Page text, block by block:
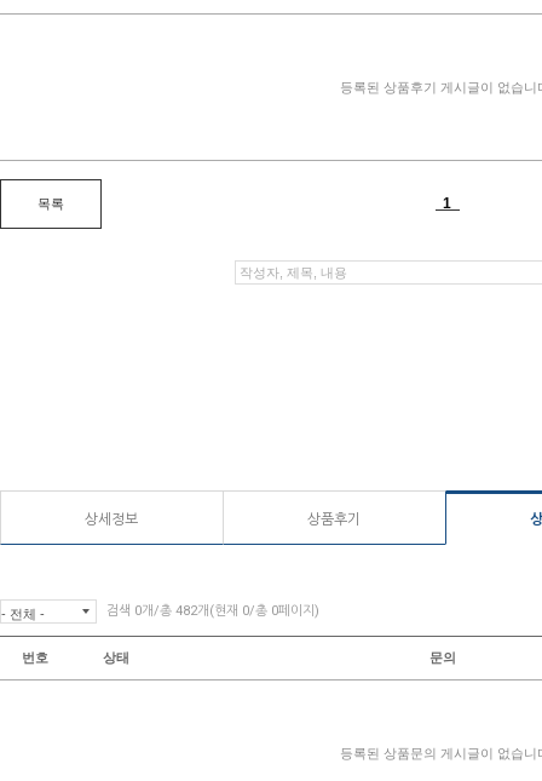
상세정보 상품후기